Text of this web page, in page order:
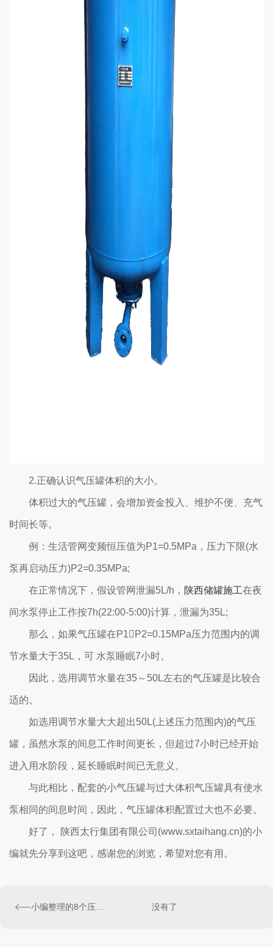
2.正确认识气压罐体积的大小。
体积过大的气压罐，会增加资金投入、维护不便、充气
时间长等。
例：生活管网变频恒压值为P1=0.5MPa，压力下限(水
泵再启动压力)P2=0.35MPa;
在正常情况下，假设管网泄漏5L/h， 陕西储罐施工在夜
间水泵停止工作按7h(22:00-5:00)计算，泄漏为35L;
那么，如果气压罐在P1P2=0.15MPa压力范围内的调
节水量大于35L，可 水泵睡眠7小时。
因此，选用调节水量在35～50L左右的气压罐是比较合
适的。
如选用调节水量大大超出50L(上述压力范围内)的气压
罐，虽然水泵的间息工作时间更长，但超过7小时已经开始
进入用水阶段，延长睡眠时间已无意义。
与此相比，配套的小气压罐与过大体积气压罐具有使水
泵相同的间息时间，因此，气压罐体积配置过大也不必要。
好了， 陕西太行集团有限公司(www.sxtaihang.cn)的小
编就先分享到这吧，感谢您的浏览，希望对您有用。
没有了